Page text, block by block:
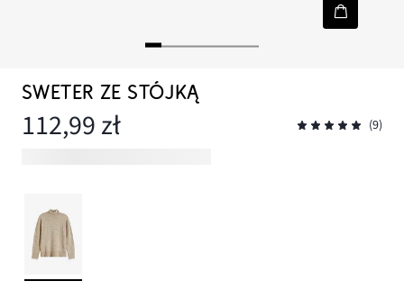
SWETER ZE STÓJKĄ
112,99 zł (9)